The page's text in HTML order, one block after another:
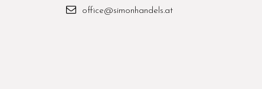
office@simonhandels.at